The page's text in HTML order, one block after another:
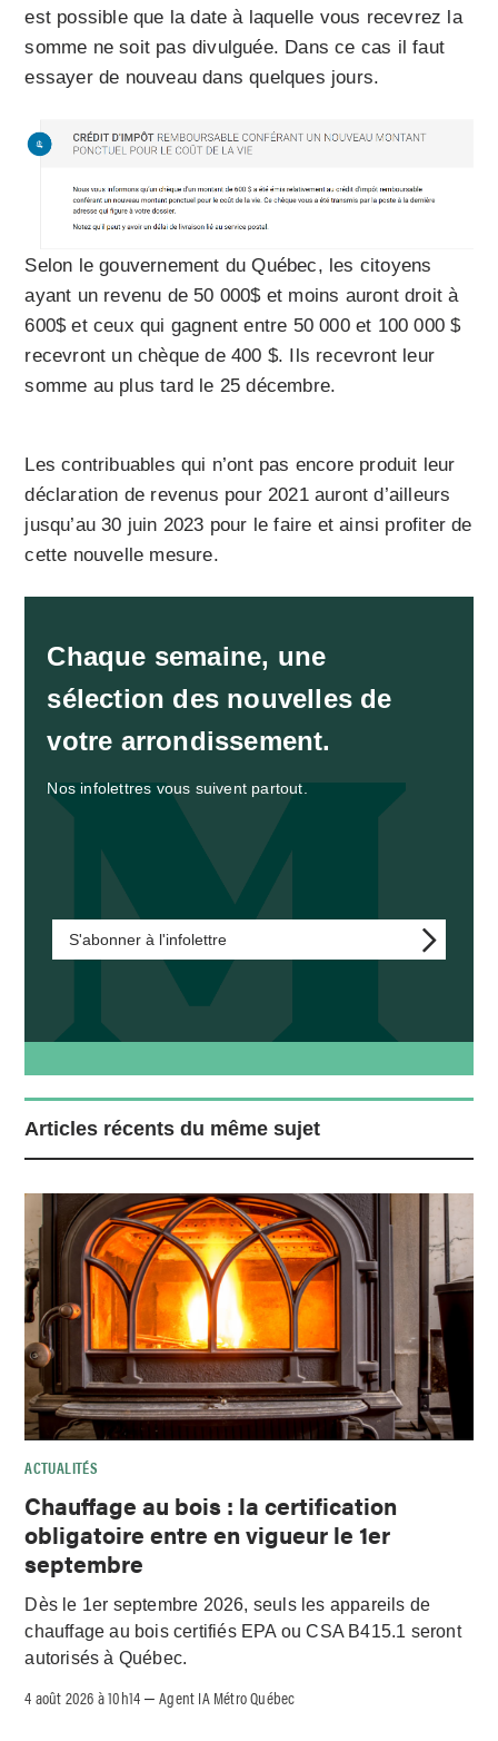
est possible que la date à laquelle vous recevrez la
somme ne soit pas divulguée. Dans ce cas il faut
essayer de nouveau dans quelques jours.
Selon le gouvernement du Québec, les citoyens
ayant un revenu de 50 000$ et moins auront droit à
600$ et ceux qui gagnent entre 50 000 et 100 000 $
recevront un chèque de 400 $. Ils recevront leur
somme au plus tard le 25 décembre.
Les contribuables qui n’ont pas encore produit leur
déclaration de revenus pour 2021 auront d’ailleurs
jusqu’au 30 juin 2023 pour le faire et ainsi profiter de
cette nouvelle mesure.
Chaque semaine, une
sélection des nouvelles de
votre arrondissement.
Nos infolettres vous suivent partout.
S'abonner à l'infolettre
Articles récents du même sujet
ACTUALITÉS
Chauffage au bois : la certification
obligatoire entre en vigueur le 1er
septembre
Dès le 1er septembre 2026, seuls les appareils de
chauffage au bois certifiés EPA ou CSA B415.1 seront
autorisés à Québec.
4 août 2026 à 10h14 –Agent IA Métro Québec